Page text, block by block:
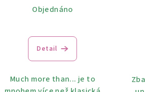
Much More Than...18 ml
Objednáno
hodnocení
produktu
je
5,0
z
Detail
Much more than... je to